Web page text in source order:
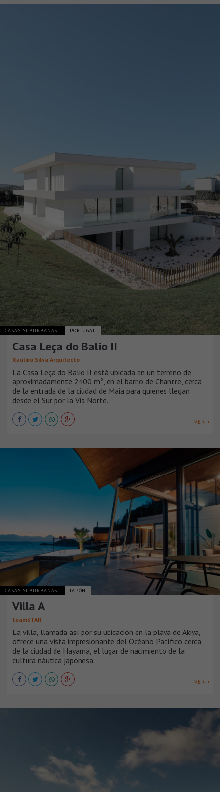
CASAS SUBURBANAS PORTUGAL
Casa Leça do Balio II
Raulino Silva Arquitecto
La Casa Leça do Balio II está ubicada en un terreno de
aproximadamente 2400 m², en el barrio de Chantre, cerca
de la entrada de la ciudad de Maia para quienes llegan
desde el Sur por la Via Norte.
VER +
CASAS SUBURBANAS JAPÓN
Villa A
teamSTAR
La villa, llamada así por su ubicación en la playa de Akiya,
ofrece una vista impresionante del Océano Pacífico cerca
de la ciudad de Hayama, el lugar de nacimiento de la
cultura náutica japonesa.
VER +